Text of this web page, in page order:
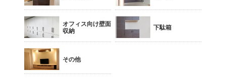
オフィス向け壁面
収納
下駄箱
その他